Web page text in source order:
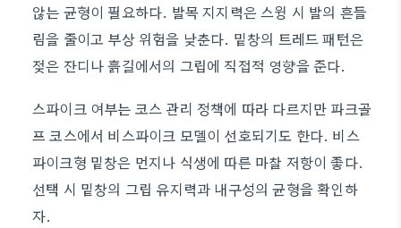
않는 균형이 필요하다. 발목 지지력은 스윙 시 발의 흔들
림을 줄이고 부상 위험을 낮춘다. 밑창의 트레드 패턴은
젖은 잔디나 흙길에서의 그립에 직접적 영향을 준다.
스파이크 여부는 코스 관리 정책에 따라 다르지만 파크골
프 코스에서 비스파이크 모델이 선호되기도 한다. 비스
파이크형 밑창은 먼지나 식생에 따른 마찰 저항이 좋다.
선택 시 밑창의 그립 유지력과 내구성의 균형을 확인하
자.